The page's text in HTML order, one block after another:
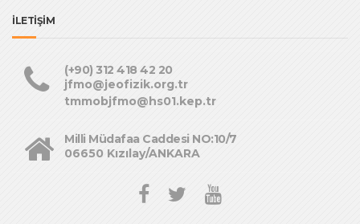
İLETİŞİM
(+90) 312 418 42 20
jfmo@jeofizik.org.tr
tmmobjfmo@hs01.kep.tr
Milli Müdafaa Caddesi NO:10/7
06650 Kızılay/ANKARA